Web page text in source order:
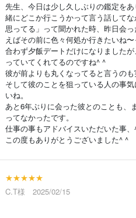
先生、今日は少し久しぶりの鑑定を
緒にどこか行こうかって言う話して
思ってる」って聞かれた時、昨日会
えばその前に色々何処か行きたいね
合わず夕飯デートだけになりました
っていてくれてるのですね^ ^
彼が前よりも丸くなってると言うのも
そして彼のことを狙っている人の事
いね。
あと6年ぶりに会った彼とのことも、
ってなかったです。
仕事の事もアドバイスいただいた事、
この度もありがとうございました^ ^
★★★★★
C.T様 2025/02/15